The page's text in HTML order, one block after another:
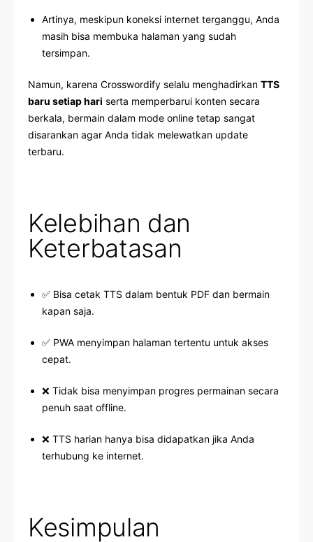
Artinya, meskipun koneksi internet terganggu, Anda
masih bisa membuka halaman yang sudah
tersimpan.
Namun, karena Crosswordify selalu menghadirkan TTS
baru setiap hari serta memperbarui konten secara
berkala, bermain dalam mode online tetap sangat
disarankan agar Anda tidak melewatkan update
terbaru.
Kelebihan dan
Keterbatasan
✅ Bisa cetak TTS dalam bentuk PDF dan bermain
kapan saja.
✅ PWA menyimpan halaman tertentu untuk akses
cepat.
❌ Tidak bisa menyimpan progres permainan secara
penuh saat offline.
❌ TTS harian hanya bisa didapatkan jika Anda
terhubung ke internet.
Kesimpulan